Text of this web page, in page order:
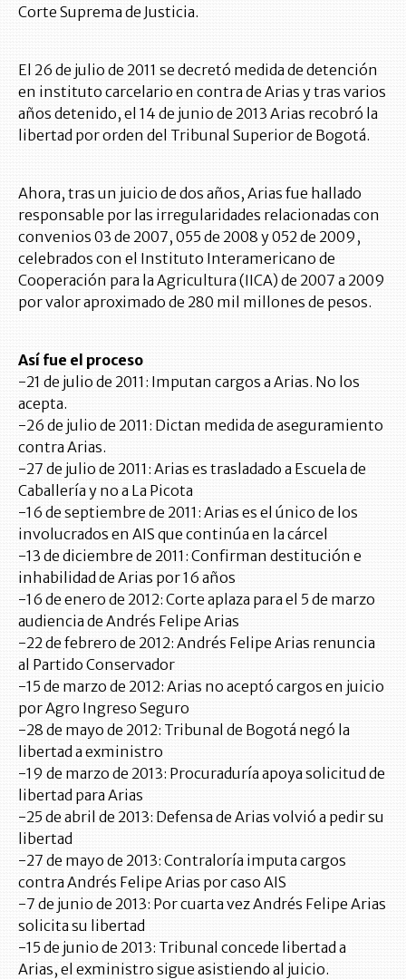
Corte Suprema de Justicia.
El 26 de julio de 2011 se decretó medida de detención
en instituto carcelario en contra de Arias y tras varios
años detenido, el 14 de junio de 2013 Arias recobró la
libertad por orden del Tribunal Superior de Bogotá.
Ahora, tras un juicio de dos años, Arias fue hallado
responsable por las irregularidades relacionadas con
convenios 03 de 2007, 055 de 2008 y 052 de 2009,
celebrados con el Instituto Interamericano de
Cooperación para la Agricultura (IICA) de 2007 a 2009
por valor aproximado de 280 mil millones de pesos.
Así fue el proceso
-21 de julio de 2011: Imputan cargos a Arias. No los
acepta.
-26 de julio de 2011: Dictan medida de aseguramiento
contra Arias.
-27 de julio de 2011: Arias es trasladado a Escuela de
Caballería y no a La Picota
-16 de septiembre de 2011: Arias es el único de los
involucrados en AIS que continúa en la cárcel
-13 de diciembre de 2011: Confirman destitución e
inhabilidad de Arias por 16 años
-16 de enero de 2012: Corte aplaza para el 5 de marzo
audiencia de Andrés Felipe Arias
-22 de febrero de 2012: Andrés Felipe Arias renuncia
al Partido Conservador
-15 de marzo de 2012: Arias no aceptó cargos en juicio
por Agro Ingreso Seguro
-28 de mayo de 2012: Tribunal de Bogotá negó la
libertad a exministro
-19 de marzo de 2013: Procuraduría apoya solicitud de
libertad para Arias
-25 de abril de 2013: Defensa de Arias volvió a pedir su
libertad
-27 de mayo de 2013: Contraloría imputa cargos
contra Andrés Felipe Arias por caso AIS
-7 de junio de 2013: Por cuarta vez Andrés Felipe Arias
solicita su libertad
-15 de junio de 2013: Tribunal concede libertad a
Arias, el exministro sigue asistiendo al juicio.